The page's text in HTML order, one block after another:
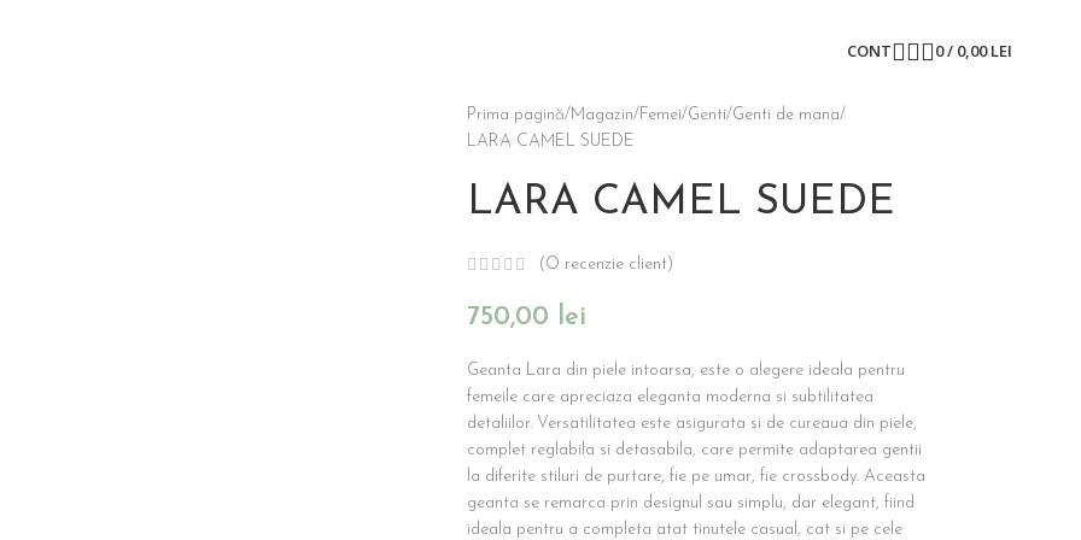
CONT 0/ 0,00LEI
Prima pagină Magazin Femei Genti Genti de mana
LARA CAMEL SUEDE
LARA CAMEL SUEDE
(O recenzie client)
750,00 lei
Geanta Lara din piele intoarsa, este o alegere ideala pentru
femeile care apreciaza eleganta moderna si subtilitatea
detaliilor. Versatilitatea este asigurata si de cureaua din piele,
complet reglabila si detasabila, care permite adaptarea gentii
la diferite stiluri de purtare, fie pe umar, fie crossbody. Aceasta
geanta se remarca prin designul sau simplu, dar elegant, fiind
ideala pentru a completa atat tinutele casual, cat si pe cele